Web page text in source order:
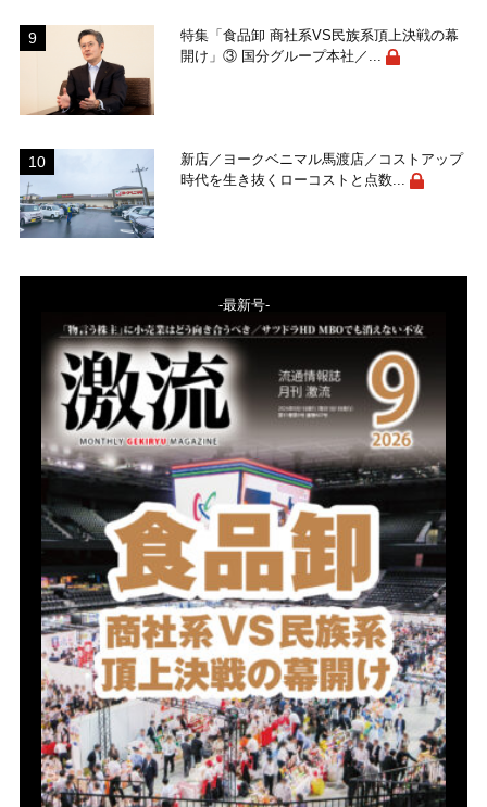
特集「食品卸 商社系VS民族系頂上決戦の幕
開け」③ 国分グループ本社／...
新店／ヨークベニマル馬渡店／コストアップ
時代を生き抜くローコストと点数...
-最新号-